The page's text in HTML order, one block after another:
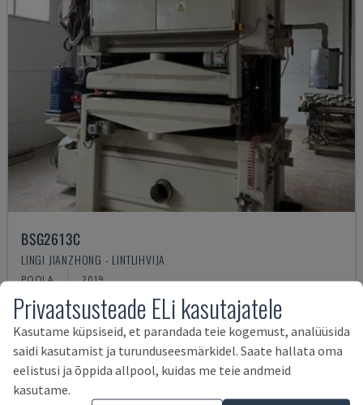
BSG2613C
LINGI JIANZHONG - LINTLIHVIJA
POOLA 2019
78.000 €
Privaatsusteade ELi kasutajatele
Kasutame küpsiseid, et parandada teie kogemust, analüüsida
saidi kasutamist ja turunduseesmärkidel. Saate hallata oma
eelistusi ja õppida allpool, kuidas me teie andmeid
kasutame.